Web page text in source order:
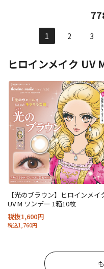
1 2 3
ヒロインメイク UV
【光のブラウン】ヒロインメイ
UV M ワンデー 1箱10枚
税抜1,600円
税込1,760円